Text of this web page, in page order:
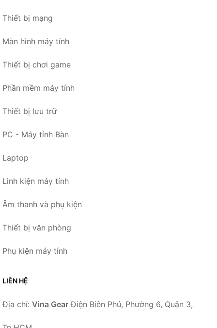
Thiết bị mạng
Màn hình máy tính
Thiết bị chơi game
Phần mềm máy tính
Thiết bị lưu trữ
PC - Máy tính Bàn
Laptop
Linh kiện máy tính
Âm thanh và phụ kiện
Thiết bị văn phòng
Phụ kiện máy tính
LIÊN HỆ
Địa chỉ: Vina Gear Điện Biên Phủ, Phường 6, Quận 3,